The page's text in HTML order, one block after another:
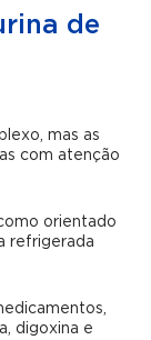
de
mas as
com atenção
orientado
refrigerada
digoxina e